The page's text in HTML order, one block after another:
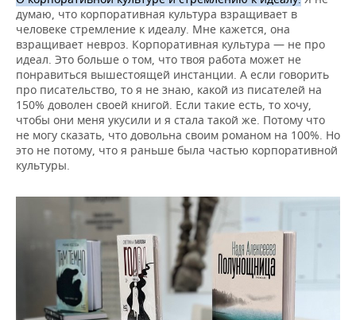
думаю, что корпоративная культура взращивает в
человеке стремление к идеалу. Мне кажется, она
взращивает невроз. Корпоративная культура — не про
идеал. Это больше о том, что твоя работа может не
понравиться вышестоящей инстанции. А если говорить
про писательство, то я не знаю, какой из писателей на
150% доволен своей книгой. Если такие есть, то хочу,
чтобы они меня укусили и я стала такой же. Потому что
не могу сказать, что довольна своим романом на 100%. Но
это не потому, что я раньше была частью корпоративной
культуры.